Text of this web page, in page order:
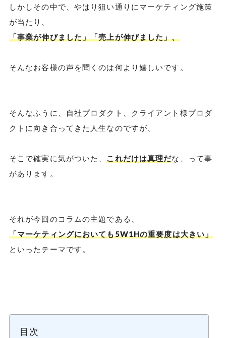
しかしその中で、やはり狙い通りにマーケティング施策
が当たり、
「事業が伸びました」「売上が伸びました」、
そんなお客様の声を聞くのは何より嬉しいです。
そんなふうに、自社プロダクト、クライアント様プロダ
クトに向き合ってきた人生なのですが、
そこで確実に気がついた、 これだけは真理だな、って事
があります。
それが今回のコラムの主題である、
「マーケティングにおいても5W1Hの重要度は大きい」
といったテーマです。
目次